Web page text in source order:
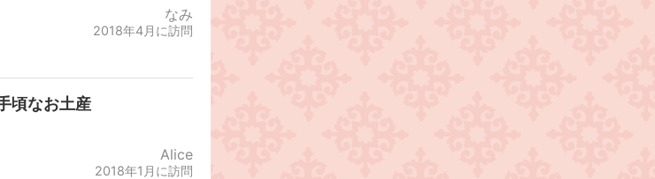
なみ
2018年4月に訪問
頃なお土産
Alice
2018年1月に訪問